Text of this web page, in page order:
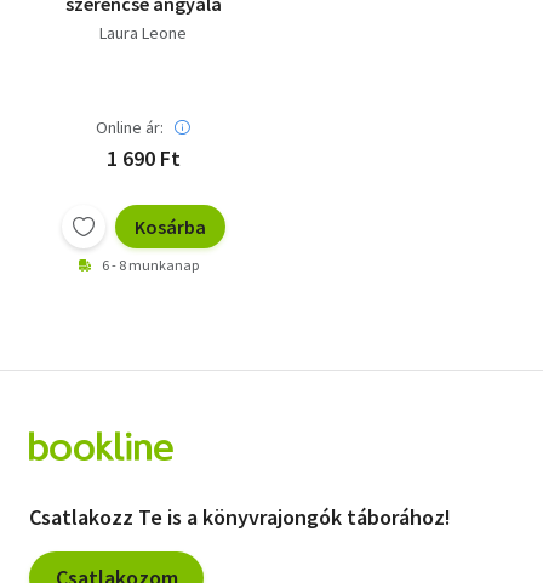
Laura Leone
Online ár:
1 690 Ft
Kosárba
6 - 8 munkanap
Csatlakozz Te is a könyvrajongók táborához!